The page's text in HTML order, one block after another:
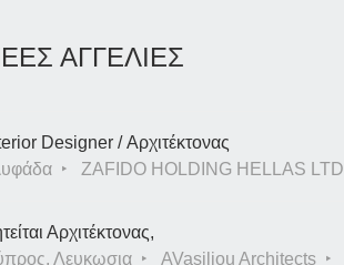
ΑΓΓΕΛΙΕΣ
Designer / Αρχιτέκτονας
ZAFIDO HOLDING HELLAS LTD
Αρχιτέκτονας,
Λευκωσια
AVasiliou Architects